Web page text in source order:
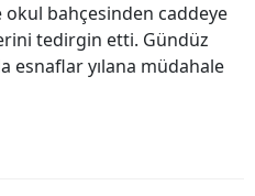
bahçesinden caddeye
tedirgin etti. Gündüz
esnaflar yılana müdahale